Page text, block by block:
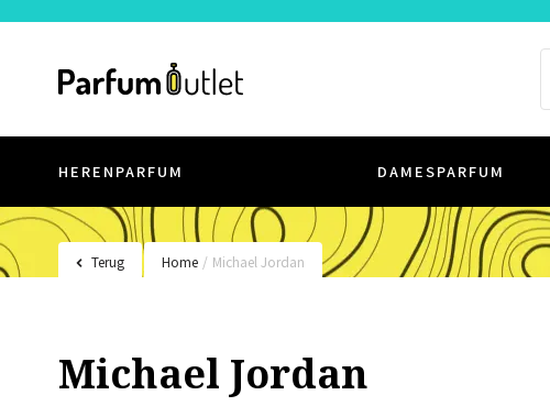
HERENPARFUM DAMESPARFUM
Terug Home / Michael Jordan
Michael Jordan